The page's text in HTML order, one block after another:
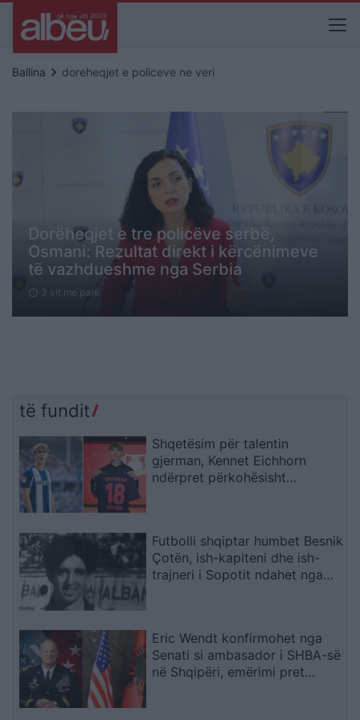
Ballina keyboard_arrow_right doreheqjet e policeve ne veri
Dorëheqjet e tre policëve serbë,
Osmani: Rezultat direkt i kërcënimeve
të vazhdueshme nga Serbia
schedule 3 vit me parë
të fundit
Shqetësim për talentin
gjerman, Kennet Eichhorn
ndërpret përkohësisht
Futbolli shqiptar humbet Besnik
Çotën, ish-kapiteni dhe ish-
trajneri i Sopotit ndahet nga
Eric Wendt konfirmohet nga
Senati si ambasador i SHBA-së
në Shqipëri, emërimi pret